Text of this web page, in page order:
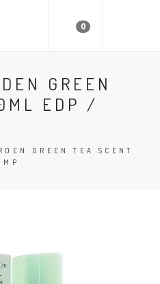
0
GREEN
EDP /
GREEN TEA SCENT